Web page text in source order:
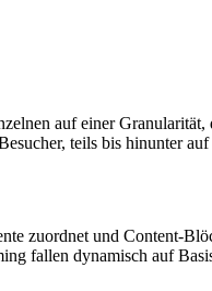
auf einer
teils bis hinunter
zuordnet und Content-
fallen dynamisch auf